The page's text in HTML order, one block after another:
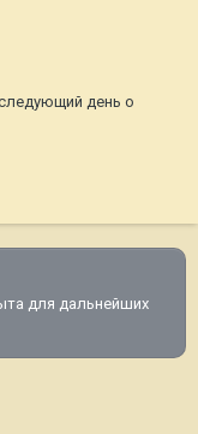
день о
для дальнейших